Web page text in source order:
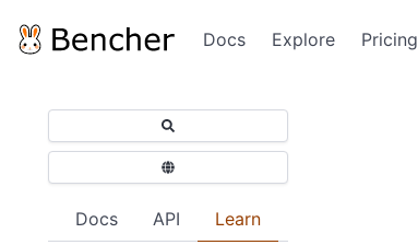
Docs Explore Pricing
Docs API Learn